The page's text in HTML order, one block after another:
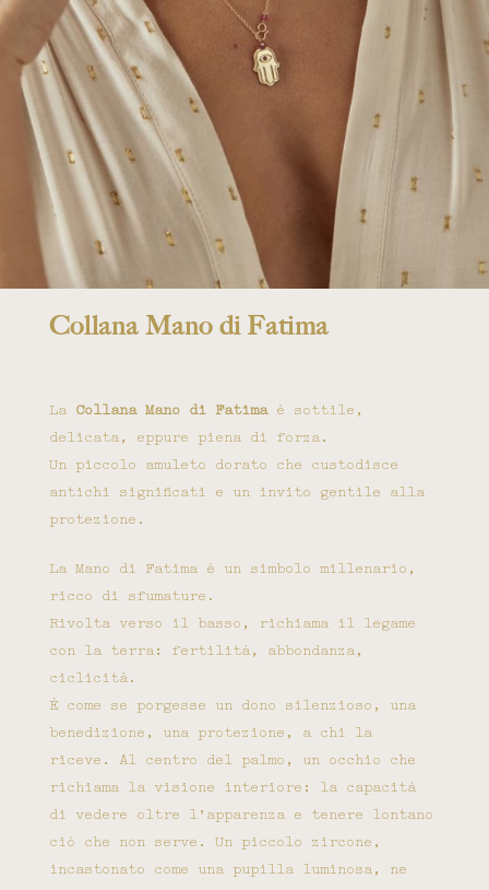
Collana Mano di Fatima
La Collana Mano di Fatima è sottile,
delicata, eppure piena di forza.
Un piccolo amuleto dorato che custodisce
antichi significati e un invito gentile alla
protezione.
La Mano di Fatima è un simbolo millenario,
ricco di sfumature.
Rivolta verso il basso, richiama il legame
con la terra: fertilità, abbondanza,
ciclicità.
È come se porgesse un dono silenzioso, una
benedizione, una protezione, a chi la
riceve. Al centro del palmo, un occhio che
richiama la visione interiore: la capacità
di vedere oltre l’apparenza e tenere lontano
ciò che non serve. Un piccolo zircone,
incastonato come una pupilla luminosa, ne